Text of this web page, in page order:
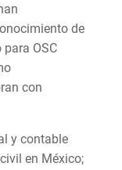
de
OSC
con
y contable
en México;